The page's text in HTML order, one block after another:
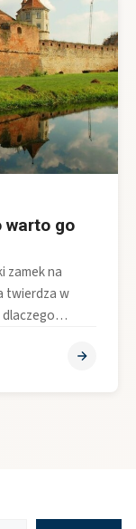
warto go
zamek na
twierdza w
dlaczego…